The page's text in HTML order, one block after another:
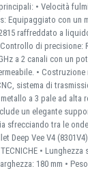
• Velocità
Equipaggiato con un
raffreddato a
Controllo di
a 2 canali con un
•
sistema di
a 3 pale ad alta
un elegante
sfrecciando tra le
Deep Vee V4
•
180 mm •